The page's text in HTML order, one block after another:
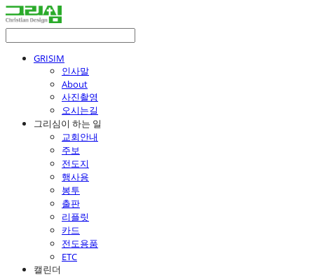
GRISIM
인사말
About
사진촬영
오시는길
그리심이 하는 일
교회안내
주보
전도지
행사용
봉투
출판
리플릿
카드
전도용품
ETC
캘린더